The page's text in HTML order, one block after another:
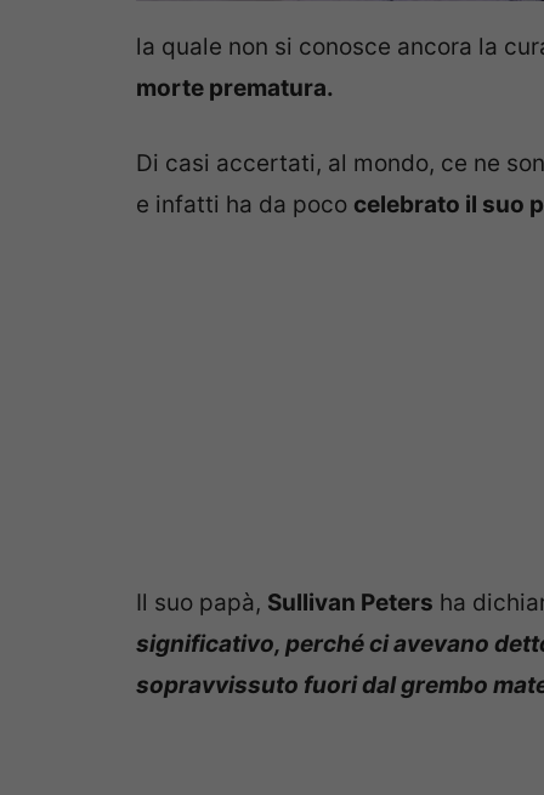
la quale non si conosce ancora la
morte prematura.
Di casi accertati, al mondo, ce ne
e infatti ha da poco celebrato il suo
Il suo papà, Sullivan Peters ha
significativo, perché ci avevano
sopravvissuto fuori dal grembo